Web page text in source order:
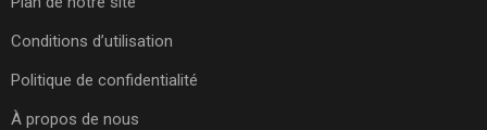
Conditions d’utilisation
Politique de confidentialité
À propos de nous